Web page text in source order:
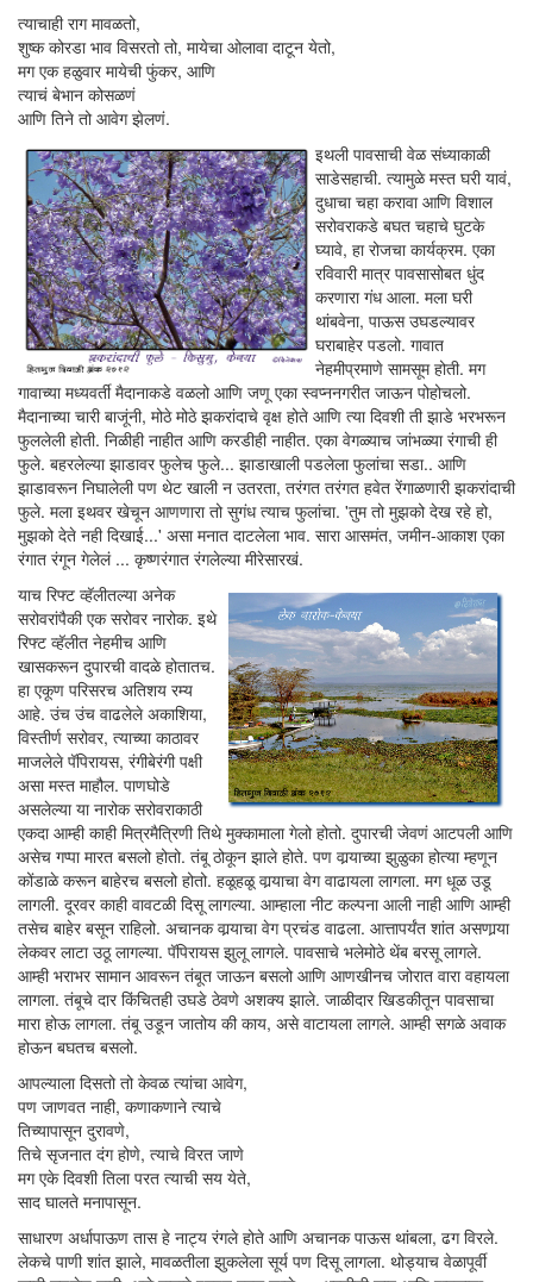
त्याचाही राग मावळतो,
शुष्क कोरडा भाव विसरतो तो, मायेचा ओलावा दाटून येतो,
मग एक हळुवार मायेची फुंकर, आणि
त्याचं बेभान कोसळणं
आणि तिने तो आवेग झेलणं.
इथली पावसाची वेळ संध्याकाळी
साडेसहाची. त्यामुळे मस्त घरी यावं,
दुधाचा चहा करावा आणि विशाल
सरोवराकडे बघत चहाचे घुटके
घ्यावे, हा रोजचा कार्यक्रम. एका
रविवारी मात्र पावसासोबत धुंद
करणारा गंध आला. मला घरी
थांबवेना, पाऊस उघडल्यावर
घराबाहेर पडलो. गावात
नेहमीप्रमाणे सामसूम होती. मग
गावाच्या मध्यवर्ती मैदानाकडे वळलो आणि जणू एका स्वप्ननगरीत जाऊन पोहोचलो.
मैदानाच्या चारी बाजूंनी, मोठे मोठे झकरांदाचे वृक्ष होते आणि त्या दिवशी ती झाडे भरभरून
फुललेली होती. निळीही नाहीत आणि करडीही नाहीत. एका वेगळ्याच जांभळ्या रंगाची ही
फुले. बहरलेल्या झाडावर फुलेच फुले... झाडाखाली पडलेला फुलांचा सडा.. आणि
झाडावरून निघालेली पण थेट खाली न उतरता, तरंगत तरंगत हवेत रेंगाळणारी झकरांदाची
फुले. मला इथवर खेचून आणणारा तो सुगंध त्याच फुलांचा. 'तुम तो मुझको देख रहे हो,
मुझको देते नही दिखाई...' असा मनात दाटलेला भाव. सारा आसमंत, जमीन-आकाश एका
रंगात रंगून गेलेलं ... कृष्णरंगात रंगलेल्या मीरेसारखं.
याच रिफ्ट व्हॅलीतल्या अनेक
सरोवरांपैकी एक सरोवर नारोक. इथे
रिफ्ट व्हॅलीत नेहमीच आणि
खासकरून दुपारची वादळे होतातच.
हा एकूण परिसरच अतिशय रम्य
आहे. उंच उंच वाढलेले अकाशिया,
विस्तीर्ण सरोवर, त्याच्या काठावर
माजलेले पॅपिरायस, रंगीबेरंगी पक्षी
असा मस्त माहौल. पाणघोडे
असलेल्या या नारोक सरोवराकाठी
एकदा आम्ही काही मित्रमैत्रिणी तिथे मुक्कामाला गेलो होतो. दुपारची जेवणं आटपली आणि
असेच गप्पा मारत बसलो होतो. तंबू ठोकून झाले होते. पण वार्‍याच्या झुळुका होत्या म्हणून
कोंडाळे करून बाहेरच बसलो होतो. हळूहळू वार्‍याचा वेग वाढायला लागला. मग धूळ उडू
लागली. दूरवर काही वावटळी दिसू लागल्या. आम्हाला नीट कल्पना आली नाही आणि आम्ही
तसेच बाहेर बसून राहिलो. अचानक वार्‍याचा वेग प्रचंड वाढला. आत्तापर्यंत शांत असणार्‍या
लेकवर लाटा उठू लागल्या. पॅपिरायस झुलू लागले. पावसाचे भलेमोठे थेंब बरसू लागले.
आम्ही भराभर सामान आवरून तंबूत जाऊन बसलो आणि आणखीनच जोरात वारा वहायला
लागला. तंबूचे दार किंचितही उघडे ठेवणे अशक्य झाले. जाळीदार खिडकीतून पावसाचा
मारा होऊ लागला. तंबू उडून जातोय की काय, असे वाटायला लागले. आम्ही सगळे अवाक
होऊन बघतच बसलो.
आपल्याला दिसतो तो केवळ त्यांचा आवेग,
पण जाणवत नाही, कणाकणाने त्याचे
तिच्यापासून दुरावणे,
तिचे सृजनात दंग होणे, त्याचे विरत जाणे
मग एके दिवशी तिला परत त्याची सय येते,
साद घालते मनापासून.
साधारण अर्धापाऊण तास हे नाट्य रंगले होते आणि अचानक पाऊस थांबला, ढग विरले.
लेकचे पाणी शांत झाले, मावळतीला झुकलेला सूर्य पण दिसू लागला. थोड्याच वेळापूर्वी